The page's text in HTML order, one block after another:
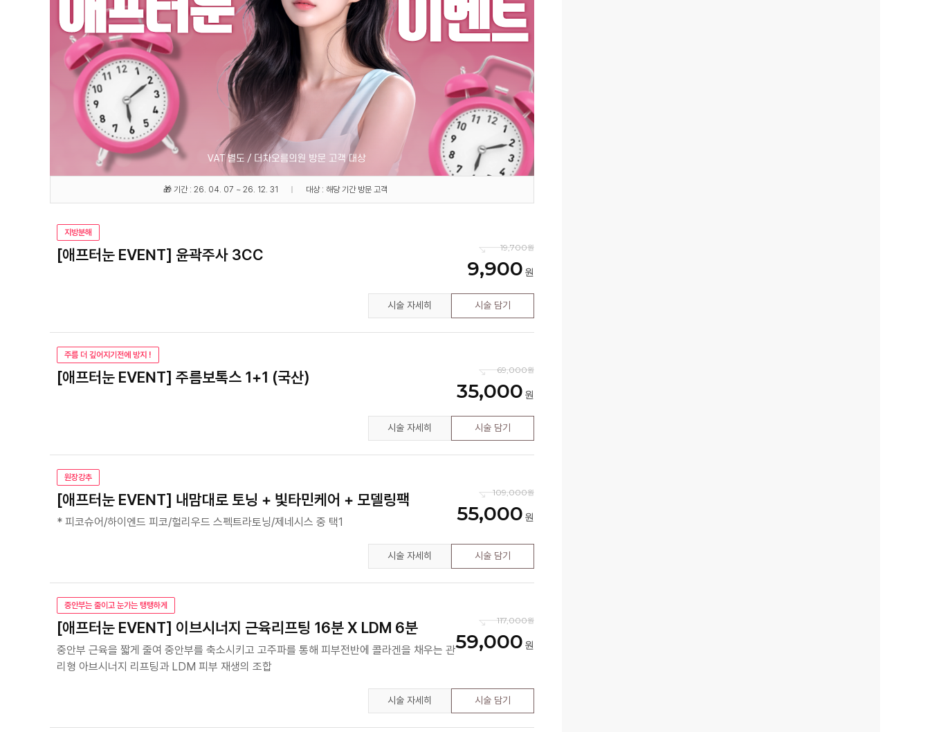
🎁 기간 : 26. 04. 07 ~ 26. 12. 31 대상 : 해당 기간 방문 고객
지방분해
[애프터눈 EVENT] 윤곽주사 3CC 19,700
9,900
시술 자세히 시술 담기
주름 더 깊어지기전에 방지 !
[애프터눈 EVENT] 주름보톡스 1+1 (국산) 69,000
35,000
시술 자세히 시술 담기
원장강추
[애프터눈 EVENT] 내맘대로 토닝 + 빛타민케어 + 모델링팩
* 피코슈어/하이엔드 피코/헐리우드 스펙트라토닝/제네시스 중 택1
109,000
55,000
시술 자세히 시술 담기
중안부는 줄이고 눈가는 탱탱하게
[애프터눈 EVENT] 이브시너지 근육리프팅 16분 X LDM 6분
중안부 근육을 짧게 줄여 중안부를 축소시키고 고주파를 통해 피부전반에 콜라겐을 채우는 관
리형 아브시너지 리프팅과 LDM 피부 재생의 조합
117,000
59,000
시술 자세히 시술 담기